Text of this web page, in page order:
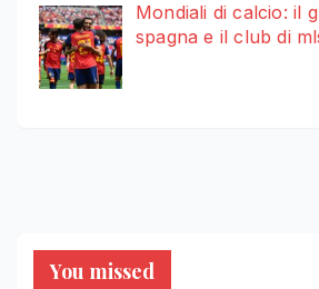
Mondiali di calcio: il
spagna e il club di
You missed